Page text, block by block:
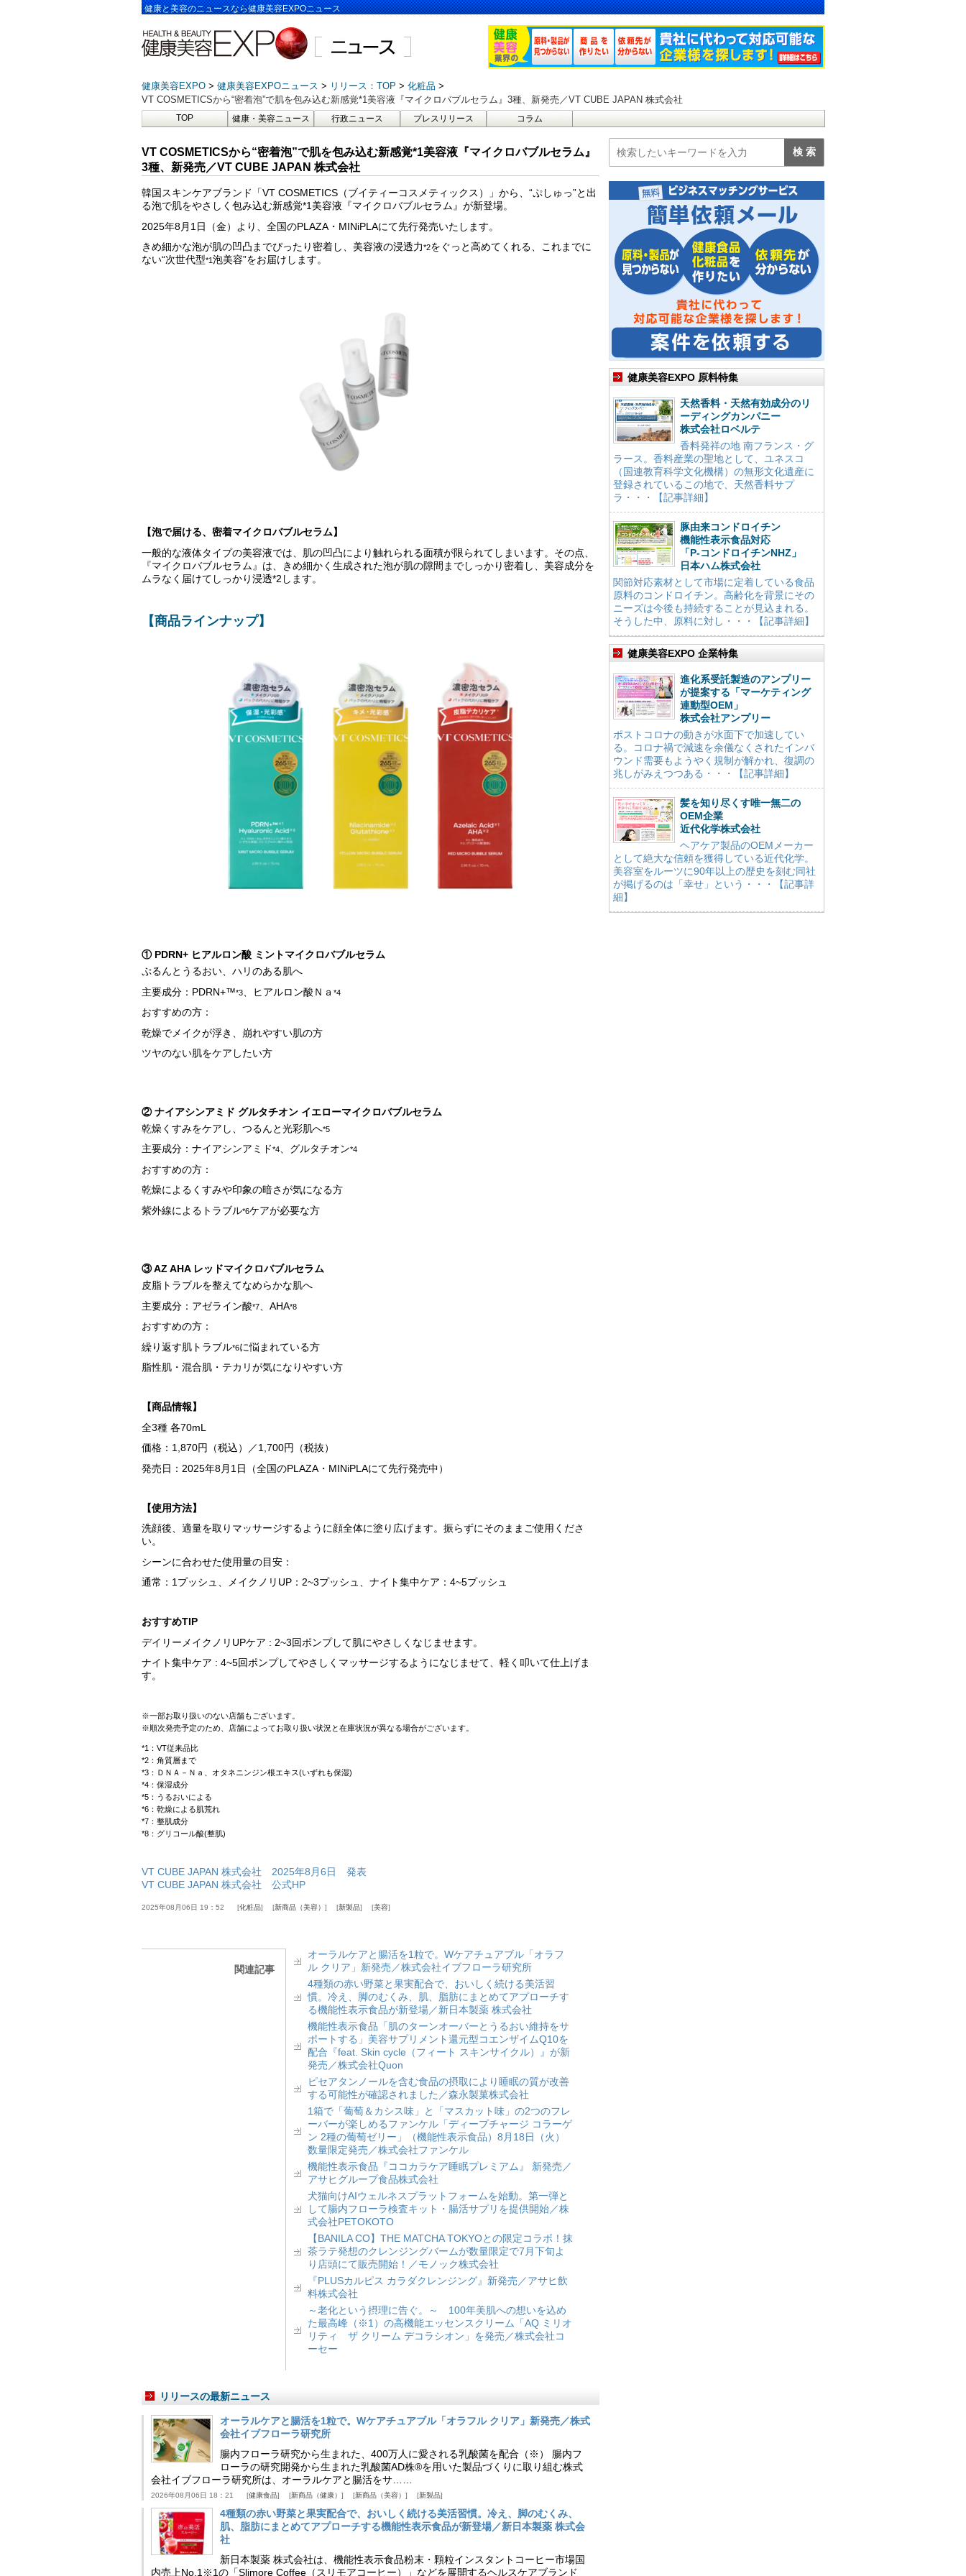
健康と美容のニュースなら健康美容EXPOニュース
健康美容EXPO 健康美容EXPOニュース リリース：TOP
化粧品
VT COSMETICSから“密着泡”で肌を包み込む新感覚*1美容液『マイクロバブルセラム』3種、新発売／VT CUBE JAPAN 株式会社
TOP 健康・美容ニュース 行政ニュース プレスリリース コラム
VT COSMETICSから“密着泡”で肌を包み込む新感覚*1美容液『マイクロバブルセラム』
3種、新発売／VT CUBE JAPAN 株式会社
韓国スキンケアブランド「VT COSMETICS（ブイティーコスメティックス）」から、“ぷしゅっ”と出
る泡で肌をやさしく包み込む新感覚*1美容液『マイクロバブルセラム』が新登場。
2025年8月1日（金）より、全国のPLAZA・MINiPLAにて先行発売いたします。
きめ細かな泡が肌の凹凸までぴったり密着し、美容液の浸透力*2をぐっと高めてくれる、これまでに
ない“次世代型*1泡美容”をお届けします。
【泡で届ける、密着マイクロバブルセラム】
一般的な液体タイプの美容液では、肌の凹凸により触れられる面積が限られてしまいます。その点、
『マイクロバブルセラム』は、きめ細かく生成された泡が肌の隙間までしっかり密着し、美容成分を
ムラなく届けてしっかり浸透*2します。
【商品ラインナップ】
① PDRN+ ヒアルロン酸 ミントマイクロバブルセラム
ぷるんとうるおい、ハリのある肌へ
主要成分：PDRN+™*3 、ヒアルロン酸Ｎａ *4
おすすめの方：
乾燥でメイクが浮き、崩れやすい肌の方
ツヤのない肌をケアしたい方
② ナイアシンアミド グルタチオン イエローマイクロバブルセラム
乾燥くすみをケアし、つるんと光彩肌へ*5
主要成分：ナイアシンアミド*4 、グルタチオン*4
おすすめの方：
乾燥によるくすみや印象の暗さが気になる方
紫外線によるトラブル*6ケアが必要な方
③ AZ AHA レッドマイクロバブルセラム
皮脂トラブルを整えてなめらかな肌へ
主要成分：アゼライン酸*7 、AHA*8
おすすめの方：
繰り返す肌トラブル*6に悩まれている方
脂性肌・混合肌・テカリが気になりやすい方
【商品情報】
全3種 各70mL
価格：1,870円（税込）／1,700円（税抜）
発売日：2025年8月1日（全国のPLAZA・MINiPLAにて先行発売中）
【使用方法】
洗顔後、適量を取りマッサージするように顔全体に塗り広げます。振らずにそのままご使用くださ
い。
シーンに合わせた使用量の目安：
通常：1プッシュ、メイクノリUP：2~3プッシュ、ナイト集中ケア：4~5プッシュ
おすすめTIP
デイリーメイクノリUPケア : 2~3回ポンプして肌にやさしくなじませます。
ナイト集中ケア : 4~5回ポンプしてやさしくマッサージするようになじませて、軽く叩いて仕上げま
す。
※一部お取り扱いのない店舗もございます。
※順次発売予定のため、店舗によってお取り扱い状況と在庫状況が異なる場合がございます。
*1：VT従来品比
*2：角質層まで
*3：ＤＮＡ－Ｎａ、オタネニンジン根エキス(いずれも保湿)
*4：保湿成分
*5：うるおいによる
*6：乾燥による肌荒れ
*7：整肌成分
*8：グリコール酸(整肌)
VT CUBE JAPAN 株式会社 2025年8月6日 発表
VT CUBE JAPAN 株式会社 公式HP
2025年08月06日 19：52 化粧品 新商品（美容） 新製品 美容
関連記事
オーラルケアと腸活を1粒で。Wケアチュアブル「オラフ
ル クリア」新発売／株式会社イブフローラ研究所
4種類の赤い野菜と果実配合で、おいしく続ける美活習
慣。冷え、脚のむくみ、肌、脂肪にまとめてアプローチす
る機能性表示食品が新登場／新日本製薬 株式会社
機能性表示食品「肌のターンオーバーとうるおい維持をサ
ポートする」美容サプリメント還元型コエンザイムQ10を
配合『feat. Skin cycle（フィート スキンサイクル）』が新
発売／株式会社Quon
ピセアタンノールを含む食品の摂取により睡眠の質が改善
する可能性が確認されました／森永製菓株式会社
1箱で「葡萄＆カシス味」と「マスカット味」の2つのフレ
ーバーが楽しめるファンケル「ディープチャージ コラーゲ
ン 2種の葡萄ゼリー」（機能性表示食品）8月18日（火）
数量限定発売／株式会社ファンケル
機能性表示食品『ココカラケア睡眠プレミアム』 新発売／
アサヒグループ食品株式会社
犬猫向けAIウェルネスプラットフォームを始動。第一弾と
して腸内フローラ検査キット・腸活サプリを提供開始／株
式会社PETOKOTO
【BANILA CO】THE MATCHA TOKYOとの限定コラボ！抹
茶ラテ発想のクレンジングバームが数量限定で7月下旬よ
り店頭にて販売開始！／モノック株式会社
『PLUSカルピス カラダクレンジング』新発売／アサヒ飲
料株式会社
～老化という摂理に告ぐ。～ 100年美肌への想いを込め
た最高峰（※1）の高機能エッセンスクリーム「AQ ミリオ
リティ ザ クリーム デコラシオン」を発売／株式会社コ
ーセー
リリースの最新ニュース
オーラルケアと腸活を1粒で。Wケアチュアブル「オラフル クリア」新発売／株式
会社イブフローラ研究所
腸内フローラ研究から生まれた、400万人に愛される乳酸菌を配合（※） 腸内フ
ローラの研究開発から生まれた乳酸菌AD株®を用いた製品づくりに取り組む株式
会社イブフローラ研究所は、オーラルケアと腸活をサ……
2026年08月06日 18：21 健康食品 新商品（健康） 新商品（美容） 新製品
4種類の赤い野菜と果実配合で、おいしく続ける美活習慣。冷え、脚のむくみ、
肌、脂肪にまとめてアプローチする機能性表示食品が新登場／新日本製薬 株式会
社
新日本製薬 株式会社は、機能性表示食品粉末・顆粒インスタントコーヒー市場国
内売上No.1※1の「Slimore Coffee（スリモアコーヒー）」などを展開するヘルスケアブランド
健康美容EXPO 原料特集
天然香料・天然有効成分のリ
ーディングカンパニー
株式会社ロベルテ
香料発祥の地 南フランス・グ
ラース。香料産業の聖地として、ユネスコ
（国連教育科学文化機構）の無形文化遺産に
登録されているこの地で、天然香料サプ
ラ・・・【記事詳細】
豚由来コンドロイチン
機能性表示食品対応
「P-コンドロイチンNHZ」
日本ハム株式会社
関節対応素材として市場に定着している食品
原料のコンドロイチン。高齢化を背景にその
ニーズは今後も持続することが見込まれる。
そうした中、原料に対し・・・【記事詳細】
健康美容EXPO 企業特集
進化系受託製造のアンプリー
が提案する「マーケティング
連動型OEM」
株式会社アンプリー
ポストコロナの動きが水面下で加速してい
る。コロナ禍で減速を余儀なくされたインバ
ウンド需要もようやく規制が解かれ、復調の
兆しがみえつつある・・・【記事詳細】
髪を知り尽くす唯一無二の
OEM企業
近代化学株式会社
ヘアケア製品のOEMメーカー
として絶大な信頼を獲得している近代化学。
美容室をルーツに90年以上の歴史を刻む同社
が掲げるのは「幸せ」という・・・【記事詳
細】